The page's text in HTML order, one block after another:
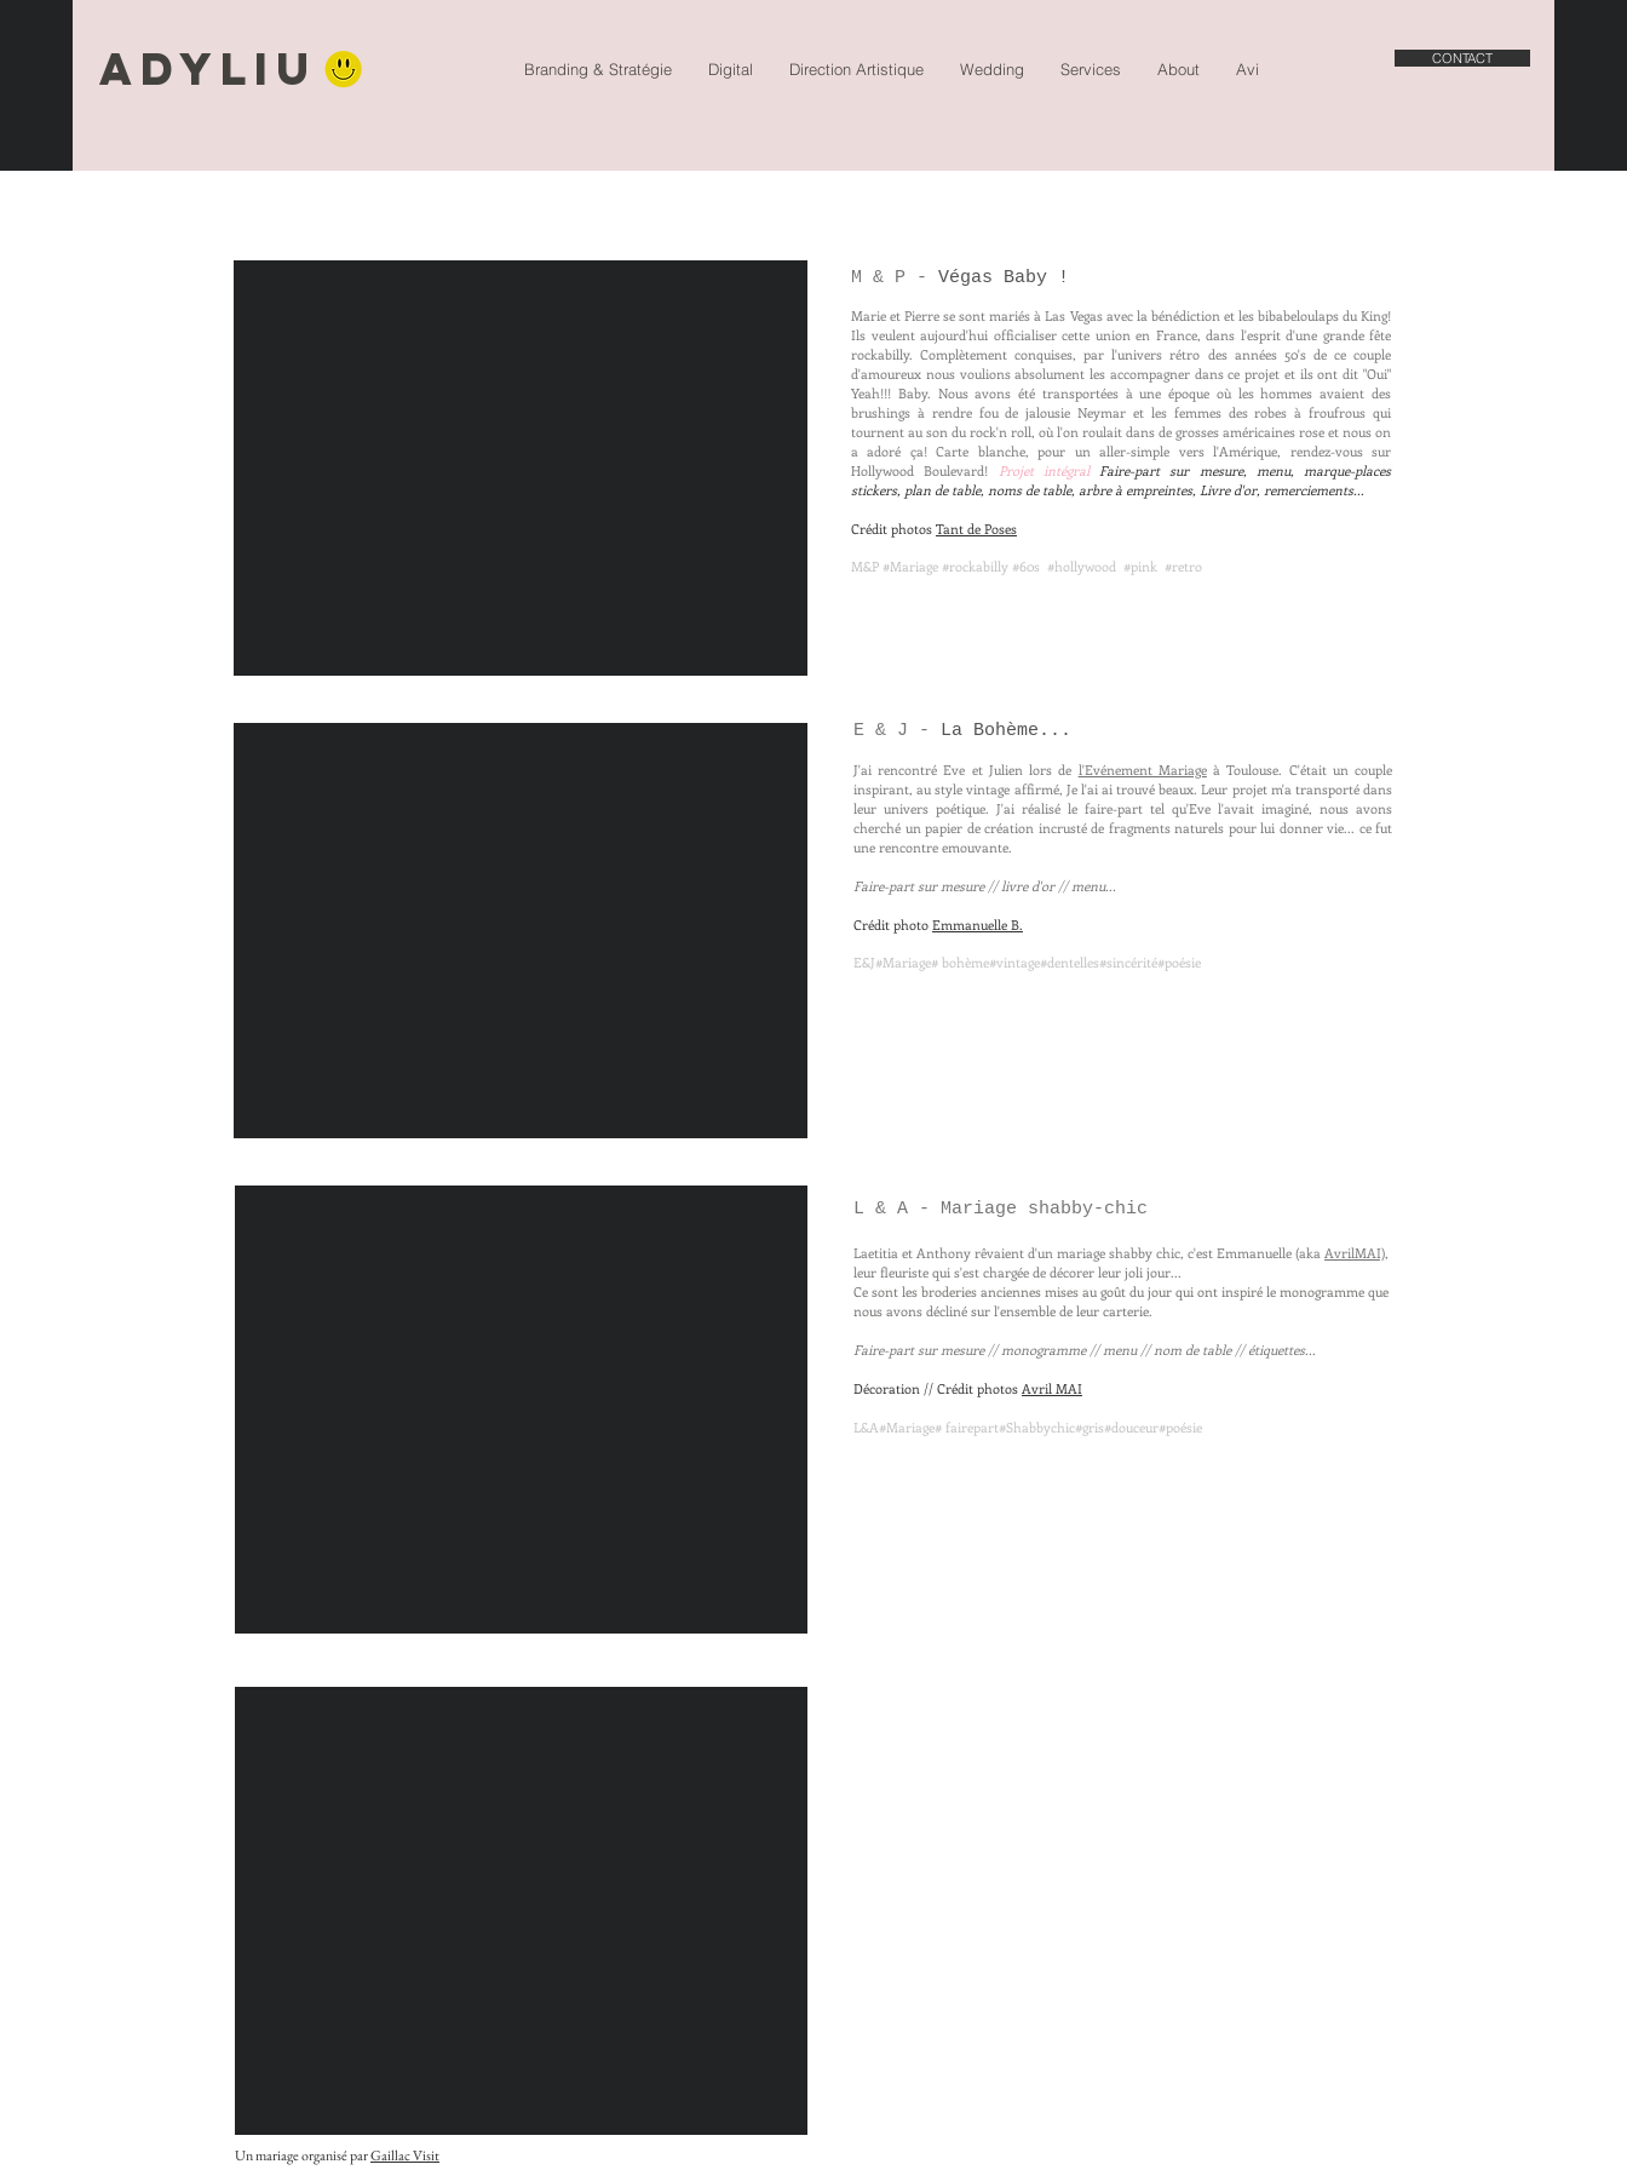
Adyliu Branding & Stratégie Digital Direction Artistique Wedding Services About Avis
CONTACT
M & P - Végas Baby !
Marie et Pierre se sont mariés à Las Vegas avec la bénédiction et les bibabeloulaps du King!
Ils veulent aujourd'hui officialiser cette union en France, dans l'esprit d'une grande fête
rockabilly. Complètement conquises, par l'univers rétro des années 50's de ce couple
d'amoureux nous voulions absolument les accompagner dans ce projet et ils ont dit "Oui"
Yeah!!! Baby. Nous avons été transportées à une époque où les hommes avaient des
brushings à rendre fou de jalousie Neymar et les femmes des robes à froufrous qui
tournent au son du rock'n roll, où l'on roulait dans de grosses américaines rose et nous on
a adoré ça! Carte blanche, pour un aller-simple vers l'Amérique, rendez-vous sur
Hollywood Boulevard! Projet intégral Faire-part sur mesure, menu, marque-places
stickers, plan de table, noms de table, arbre à empreintes, Livre d'or, remerciements...
Crédit photos Tant de Poses
M&P #Mariage #rockabilly #60s #hollywood #pink #retro
E & J - La Bohème...
J'ai rencontré Eve et Julien lors de l'Evénement Mariageà Toulouse. C'était un couple
inspirant, au style vintage affirmé, Je l'ai ai trouvé beaux. Leur projet m'a transporté dans
leur univers poétique. J'ai réalisé le faire-part tel qu'Eve l'avait imaginé, nous avons
cherché un papier de création incrusté de fragments naturels pour lui donner vie... ce fut
une rencontre emouvante.
Faire-part sur mesure // livre d'or // menu...
Crédit photo Emmanuelle B.
E&J#Mariage# bohème#vintage#dentelles#sincérité#poésie
L & A - Mariage shabby-chic
Laetitia et Anthony rêvaient d'un mariage shabby chic, c'est Emmanuelle (aka AvrilMAI),
leur fleuriste qui s'est chargée de décorer leur joli jour...
Ce sont les broderies anciennes mises au goût du jour qui ont inspiré le monogramme que
nous avons décliné sur l'ensemble de leur carterie.
Faire-part sur mesure // monogramme // menu // nom de table // étiquettes...
Décoration // Crédit photos Avril MAI
L&A#Mariage# fairepart#Shabbychic#gris#douceur#poésie
Un mariage organisé parGaillac Visit